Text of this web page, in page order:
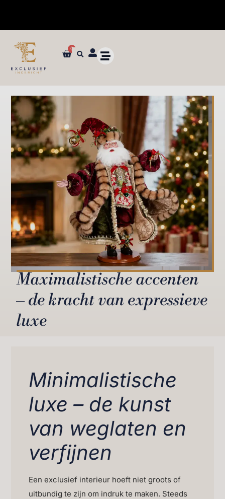
✓ Dé specialist in zijden bloemen en planten van ultieme kwaliteit
0
Maximalistische accenten
– de kracht van expressieve
luxe
Minimalistische
luxe – de kunst
van weglaten en
verfijnen
Een exclusief interieur hoeft niet groots of
uitbundig te zijn om indruk te maken. Steeds